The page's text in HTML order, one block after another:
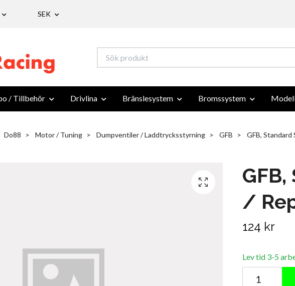
SEK
/ Tillbehör Drivlina Bränslesystem Bromssystem
Do88 Motor / Tuning Dumpventiler / Laddtrycksstyrning GFB GFB,
/
124 kr
Lev tid 3-5